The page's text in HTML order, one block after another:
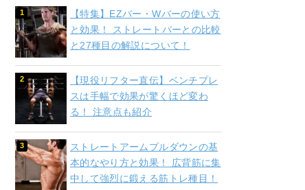
【特集】EZバー・Wバーの使い方
と効果！ ストレートバーとの比較
と27種目の解説について！
【現役リフター直伝】ベンチプレ
スは手幅で効果が驚くほど変わ
る！ 注意点も紹介
ストレートアームプルダウンの基
本的なやり方と効果！ 広背筋に集
中して強烈に鍛える筋トレ種目！